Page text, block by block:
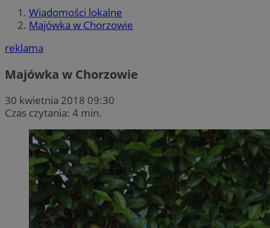
Wiadomości lokalne
Majówka w Chorzowie
reklama
Majówka w Chorzowie
30 kwietnia 2018 09:30
Czas czytania: 4 min.